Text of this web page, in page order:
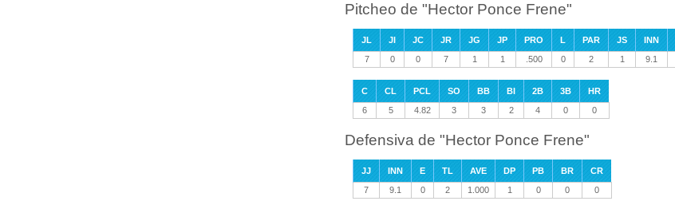
Pitcheo de "Hector Ponce Frene"
JL JI JC JR JG JP PRO L PAR JS INN
7
0 0 7 1 1 .500 0 2 1 9.1
C CL PCL SO BB BI 2B 3B
HR
6
5 4.82 3 3 2 4 0 0
Defensiva de "Hector Ponce Frene"
JJ INN E TL AVE DP PB BR
CR
7
9.1 0 2 1.000 1 0 0 0